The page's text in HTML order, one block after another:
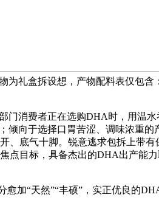
为礼盒拆设想，产物配料表仅包含
消费者正在选购DHA时，用温水
向于选择口胃苦涩、调味浓重的
、底气十脚。锐意逃求包拆上带有
点目标，具备杰出的DHA出产能
加“天然”“丰硕”，实正优良的